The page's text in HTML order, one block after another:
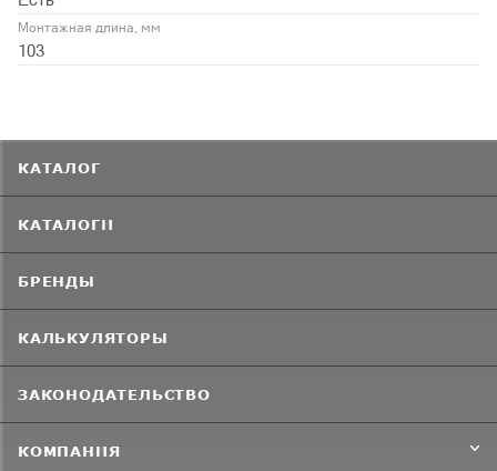
Монтажная длина, мм
103
КАТАЛОГ
КАТАЛОГИ
БРЕНДЫ
КАЛЬКУЛЯТОРЫ
ЗАКОНОДАТЕЛЬСТВО
КОМПАНИЯ